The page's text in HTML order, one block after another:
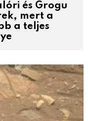
és Grogu
mert a
a teljes